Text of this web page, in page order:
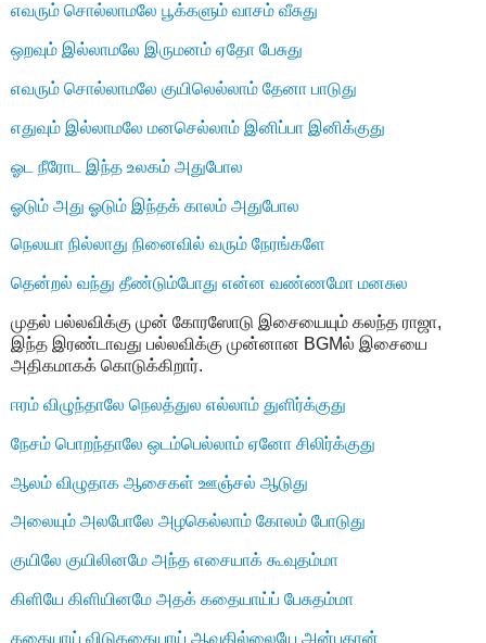
எவரும் சொல்லாமலே பூக்களும் வாசம் வீசுது
ஒறவும் இல்லாமலே இருமனம் ஏதோ பேசுது
எவரும் சொல்லாமலே குயிலெல்லாம் தேனா பாடுது
எதுவும் இல்லாமலே மனசெல்லாம் இனிப்பா இனிக்குது
ஓட நீரோட இந்த உலகம் அதுபோல
ஓடும் அது ஓடும் இந்தக் காலம் அதுபோல
நெலயா நில்லாது நினைவில் வரும் நேரங்களே
தென்றல் வந்து தீண்டும்போது என்ன வண்ணமோ மனசுல
முதல் பல்லவிக்கு முன் கோரஸோடு இசையையும் கலந்த ராஜா,
இந்த இரண்டாவது பல்லவிக்கு முன்னான BGMல் இசையை
அதிகமாகக் கொடுக்கிறார்.
ஈரம் விழுந்தாலே நெலத்துல எல்லாம் துளிர்க்குது
நேசம் பொறந்தாலே ஒடம்பெல்லாம் ஏனோ சிலிர்க்குது
ஆலம் விழுதாக ஆசைகள் ஊஞ்சல் ஆடுது
அலையும் அலபோலே அழகெல்லாம் கோலம் போடுது
குயிலே குயிலினமே அந்த எசையாக் கூவுதம்மா
கிளியே கிளியினமே அதக் கதையாய்ப் பேசுதம்மா
கதையாய் விடுகதையாய் ஆவதில்லையே அன்புதான்